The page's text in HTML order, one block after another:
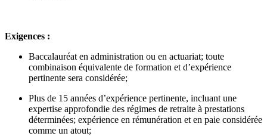
Exigences :
Baccalauréat en administration ou en actuariat; toute
combinaison équivalente de formation et d’expérience
pertinente sera considérée;
Plus de 15 années d’expérience pertinente, incluant une
expertise approfondie des régimes de retraite à prestations
déterminées; expérience en rémunération et en paie considérée
comme un atout;